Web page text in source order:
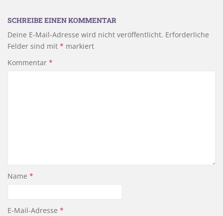
SCHREIBE EINEN KOMMENTAR
Deine E-Mail-Adresse wird nicht veröffentlicht. Erforderliche
Felder sind mit * markiert
Kommentar *
Name *
E-Mail-Adresse *